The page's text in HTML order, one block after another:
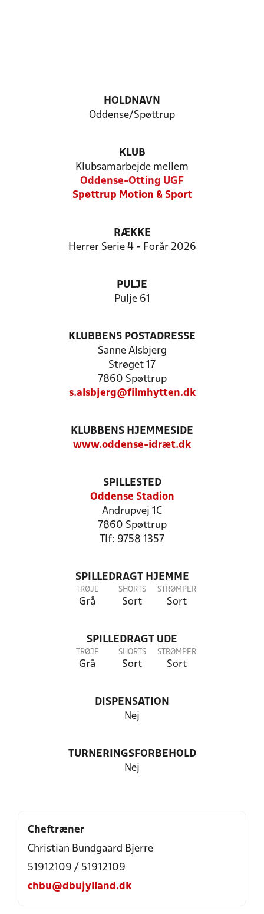
HOLDNAVN
Oddense/Spøttrup
KLUB
Klubsamarbejde mellem
Oddense-Otting UGF
Spøttrup Motion & Sport
RÆKKE
Herrer Serie 4 - Forår 2026
PULJE
Pulje 61
KLUBBENS POSTADRESSE
Sanne Alsbjerg
Strøget 17
7860 Spøttrup
s.alsbjerg@filmhytten.dk
KLUBBENS HJEMMESIDE
www.oddense-idræt.dk
SPILLESTED
Oddense Stadion
Andrupvej 1C
7860 Spøttrup
Tlf: 9758 1357
SPILLEDRAGT HJEMME
TRØJE
Grå
SHORTS
Sort
STRØMPER
Sort
SPILLEDRAGT UDE
TRØJE
Grå
SHORTS
Sort
STRØMPER
Sort
DISPENSATION
Nej
TURNERINGSFORBEHOLD
Nej
Cheftræner
Christian Bundgaard Bjerre
51912109 / 51912109
chbu@dbujylland.dk